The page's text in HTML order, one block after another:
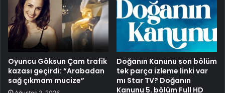
Oyuncu Göksun Çam trafik
kazası geçirdi: “Arabadan
sağ çıkmam mucize”
Doğanın Kanunu son bölüm
tek parça izleme linki var
mı Star TV? Doğanın
Kanunu 5. bölüm Full HD